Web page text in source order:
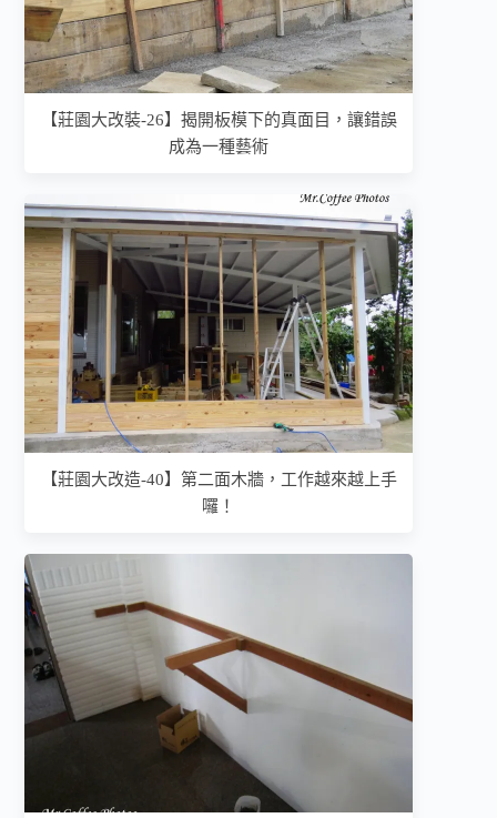
【莊園大改裝-26】揭開板模下的真面目，讓錯誤
成為一種藝術
【莊園大改造-40】第二面木牆，工作越來越上手
囉！